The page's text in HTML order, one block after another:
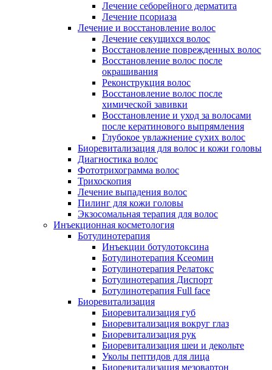
Лечение себорейного дерматита
Лечение псориаза
Лечение и восстановление волос
Лечение секущихся волос
Восстановление поврежденных волос
Восстановление волос после
окрашивания
Реконструкция волос
Восстановление волос после
химической завивки
Восстановление и уход за волосами
после кератинового выпрямления
Глубокое увлажнение сухих волос
Биоревитализация для волос и кожи головы
Диагностика волос
Фототрихограмма волос
Трихоскопия
Лечение выпадения волос
Пилинг для кожи головы
Экзосомальная терапия для волос
Инъекционная косметология
Ботулинотерапия
Инъекции ботулотоксина
Ботулинотерапия Ксеомин
Ботулинотерапия Релатокс
Ботулинотерапия Диспорт
Ботулинотерапия Full face
Биоревитализация
Биоревитализация губ
Биоревитализация вокруг глаз
Биоревитализация рук
Биоревитализация шеи и декольте
Уколы пептидов для лица
Биоревитализация мезовартон